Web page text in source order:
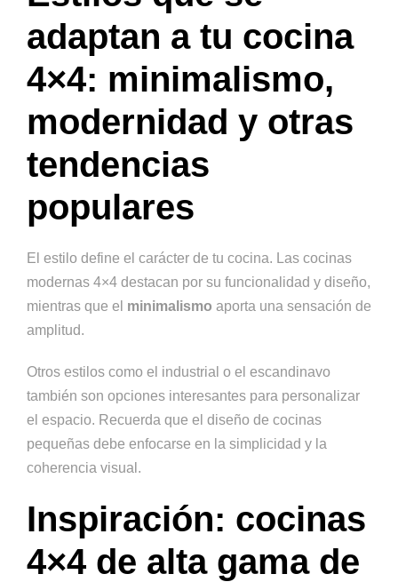
adaptan a tu cocina
4×4: minimalismo,
modernidad y otras
tendencias
populares
El estilo define el carácter de tu cocina. Las cocinas
modernas 4×4 destacan por su funcionalidad y diseño,
mientras que el minimalismo aporta una sensación de
amplitud.
Otros estilos como el industrial o el escandinavo
también son opciones interesantes para personalizar
el espacio. Recuerda que el diseño de cocinas
pequeñas debe enfocarse en la simplicidad y la
coherencia visual.
Inspiración: cocinas
4×4 de alta gama de